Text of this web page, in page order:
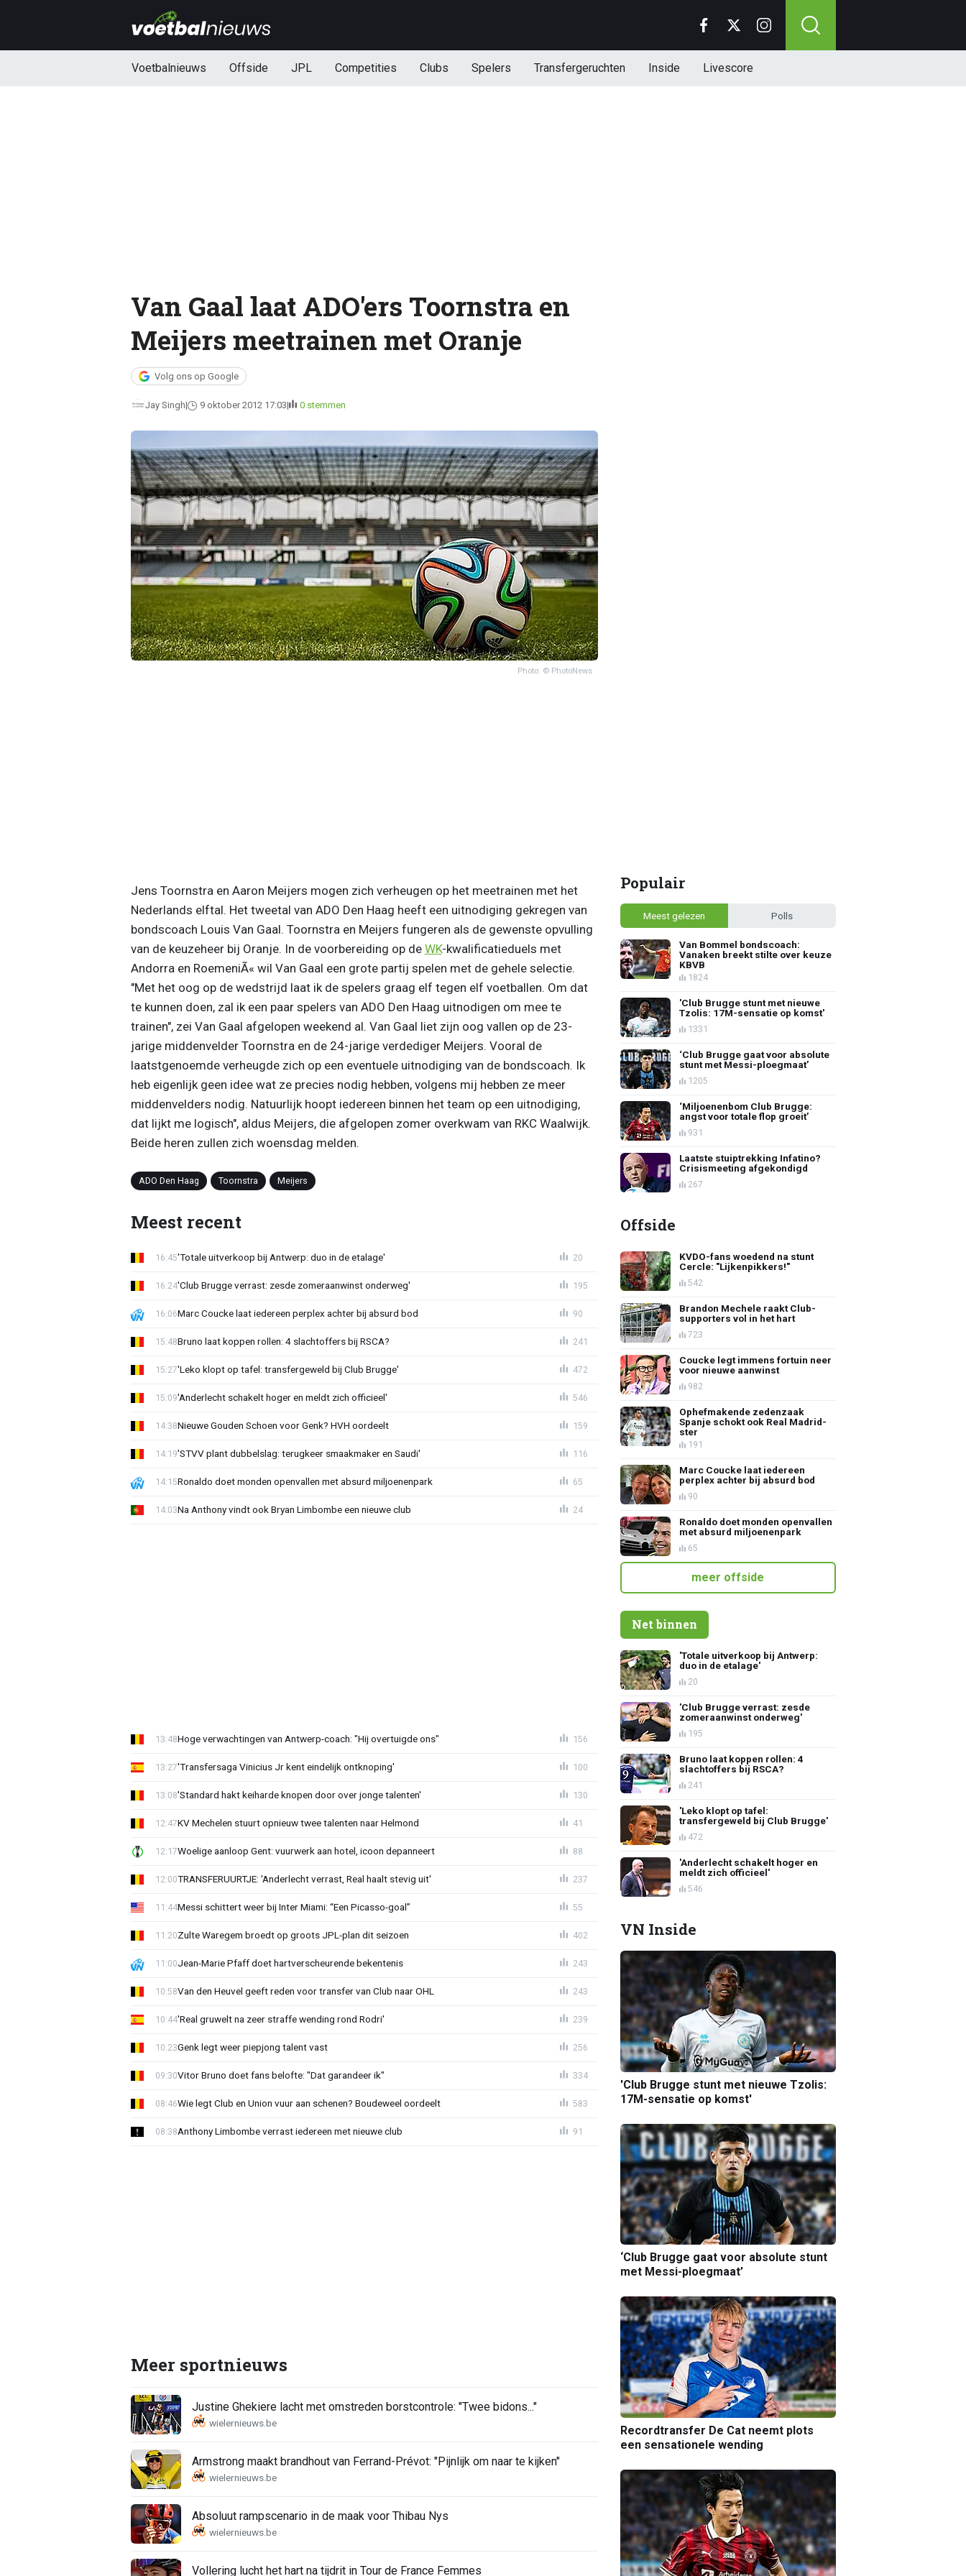
Voetbalnieuws Offside JPL Competities Clubs Spelers Transfergeruchten Inside Livescore
Van Gaal laat ADO'ers Toornstra en
Meijers meetrainen met Oranje
Volg ons op Google
Jay Singh 9 oktober 2012 17:03 0 stemmen
Photo: © PhotoNews
Jens Toornstra en Aaron Meijers mogen zich verheugen op het meetrainen met het
Nederlands elftal. Het tweetal van ADO Den Haag heeft een uitnodiging gekregen van
bondscoach Louis Van Gaal. Toornstra en Meijers fungeren als de gewenste opvulling
van de keuzeheer bij Oranje. In de voorbereiding op de WK-kwalificatieduels met
Andorra en RoemeniÃ« wil Van Gaal een grote partij spelen met de gehele selectie.
"Met het oog op de wedstrijd laat ik de spelers graag elf tegen elf voetballen. Om dat
te kunnen doen, zal ik een paar spelers van ADO Den Haag uitnodigen om mee te
trainen", zei Van Gaal afgelopen weekend al. Van Gaal liet zijn oog vallen op de 23-
jarige middenvelder Toornstra en de 24-jarige verdediger Meijers. Vooral de
laatstgenoemde verheugde zich op een eventuele uitnodiging van de bondscoach. Ik
heb eigenlijk geen idee wat ze precies nodig hebben, volgens mij hebben ze meer
middenvelders nodig. Natuurlijk hoopt iedereen binnen het team op een uitnodiging,
dat lijkt me logisch", aldus Meijers, die afgelopen zomer overkwam van RKC Waalwijk.
Beide heren zullen zich woensdag melden.
ADO Den Haag Toornstra Meijers
Meest recent
'Totale uitverkoop bij Antwerp: duo in de etalage'
16:45 20
'Club Brugge verrast: zesde zomeraanwinst onderweg'
16:24 195
Marc Coucke laat iedereen perplex achter bij absurd bod
16:06 90
Bruno laat koppen rollen: 4 slachtoffers bij RSCA?
15:48 241
'Leko klopt op tafel: transfergeweld bij Club Brugge'
15:27 472
'Anderlecht schakelt hoger en meldt zich officieel'
15:09 546
Nieuwe Gouden Schoen voor Genk? HVH oordeelt
14:38 159
'STVV plant dubbelslag: terugkeer smaakmaker en Saudi'
14:19 116
Ronaldo doet monden openvallen met absurd miljoenenpark
14:15 65
Na Anthony vindt ook Bryan Limbombe een nieuwe club
14:03 24
Hoge verwachtingen van Antwerp-coach: "Hij overtuigde ons"
13:48 156
'Transfersaga Vinicius Jr kent eindelijk ontknoping'
13:27 100
'Standard hakt keiharde knopen door over jonge talenten'
13:08 130
KV Mechelen stuurt opnieuw twee talenten naar Helmond
12:47 41
Woelige aanloop Gent: vuurwerk aan hotel, icoon depanneert
12:17 88
TRANSFERUURTJE: 'Anderlecht verrast, Real haalt stevig uit'
12:00 237
Messi schittert weer bij Inter Miami: “Een Picasso-goal”
11:44 55
Zulte Waregem broedt op groots JPL-plan dit seizoen
11:20 402
Jean-Marie Pfaff doet hartverscheurende bekentenis
11:00 243
Van den Heuvel geeft reden voor transfer van Club naar OHL
10:58 243
'Real gruwelt na zeer straffe wending rond Rodri'
10:44 239
Genk legt weer piepjong talent vast
10:23 256
Vitor Bruno doet fans belofte: "Dat garandeer ik"
09:30 334
Wie legt Club en Union vuur aan schenen? Boudeweel oordeelt
08:46 583
Anthony Limbombe verrast iedereen met nieuwe club
08:38 91
Meer sportnieuws
Justine Ghekiere lacht met omstreden borstcontrole: "Twee bidons..."
Armstrong maakt brandhout van Ferrand-Prévot: "Pijnlijk om naar te kijken"
Absoluut rampscenario in de maak voor Thibau Nys
Vollering lucht het hart na tijdrit in Tour de France Femmes
Populair
Meest gelezen Polls
Van Bommel bondscoach:
Vanaken breekt stilte over keuze
KBVB
1824
'Club Brugge stunt met nieuwe
Tzolis: 17M-sensatie op komst'
1331
‘Club Brugge gaat voor absolute
stunt met Messi-ploegmaat’
1205
‘Miljoenenbom Club Brugge:
angst voor totale flop groeit’
931
Laatste stuiptrekking Infatino?
Crisismeeting afgekondigd
267
Offside
KVDO-fans woedend na stunt
Cercle: "Lijkenpikkers!"
542
Brandon Mechele raakt Club-
supporters vol in het hart
723
Coucke legt immens fortuin neer
voor nieuwe aanwinst
982
Ophefmakende zedenzaak
Spanje schokt ook Real Madrid-
ster
191
Marc Coucke laat iedereen
perplex achter bij absurd bod
90
Ronaldo doet monden openvallen
met absurd miljoenenpark
65
meer offside
Net binnen
'Totale uitverkoop bij Antwerp:
duo in de etalage'
20
'Club Brugge verrast: zesde
zomeraanwinst onderweg'
195
Bruno laat koppen rollen: 4
slachtoffers bij RSCA?
241
'Leko klopt op tafel:
transfergeweld bij Club Brugge'
472
'Anderlecht schakelt hoger en
meldt zich officieel'
546
VN Inside
'Club Brugge stunt met nieuwe Tzolis:
17M-sensatie op komst'
‘Club Brugge gaat voor absolute stunt
met Messi-ploegmaat’
Recordtransfer De Cat neemt plots
een sensationele wending